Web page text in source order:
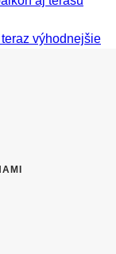
výhodnejšie